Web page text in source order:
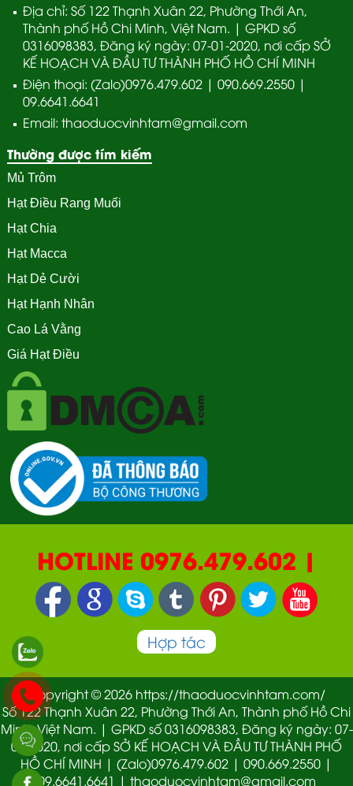
Địa chỉ: Số 122 Thạnh Xuân 22, Phường Thới An,
Thành phố Hồ Chi Minh, Việt Nam. | GPKD số
0316098383, Đăng ký ngày: 07-01-2020, nơi cấp SỞ
KẾ HOẠCH VÀ ĐẦU TƯ THÀNH PHỐ HỒ CHÍ MINH
Điện thoại: (Zalo)0976.479.602 | 090.669.2550 |
09.6641.6641
Email: thaoduocvinhtam@gmail.com
Thường được tím kiếm
Mủ Trôm
Hạt Điều Rang Muối
Hạt Chia
Hạt Macca
Hạt Dẻ Cười
Hạt Hạnh Nhân
Cao Lá Vằng
Giá Hạt Điều
HOTLINE 0976.479.602 |
090.669.2550 | 0987.877.193
Hợp tác
Copyright © 2026 https://thaoduocvinhtam.com/
Số 122 Thạnh Xuân 22, Phường Thới An, Thành phố Hồ Chi
Minh, Việt Nam. | GPKD số 0316098383, Đăng ký ngày: 07-
01-2020, nơi cấp SỞ KẾ HOẠCH VÀ ĐẦU TƯ THÀNH PHỐ
HỒ CHÍ MINH | (Zalo)0976.479.602 | 090.669.2550 |
09.6641.6641 | thaoduocvinhtam@gmail.com